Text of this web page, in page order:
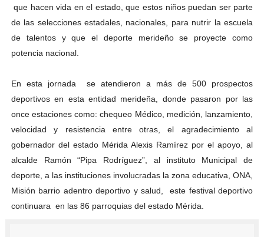
Fortalecen formación académica de médicos en
Fortaleciendo la economía comunal en El Vigía con
que hacen vida en el estado, que estos niños puedan ser parte
de las selecciones estadales, nacionales, para nutrir la escuela
de talentos y que el deporte merideño se proyecte como
potencia nacional.
En esta jornada se atendieron a más de 500 prospectos
deportivos en esta entidad merideña, donde pasaron por las
once estaciones como: chequeo Médico, medición, lanzamiento,
velocidad y resistencia entre otras, el agradecimiento al
gobernador del estado Mérida Alexis Ramírez por el apoyo, al
alcalde Ramón “Pipa Rodríguez”, al instituto Municipal de
deporte, a las instituciones involucradas la zona educativa, ONA,
Misión barrio adentro deportivo y salud, este festival deportivo
continuara en las 86 parroquias del estado Mérida.